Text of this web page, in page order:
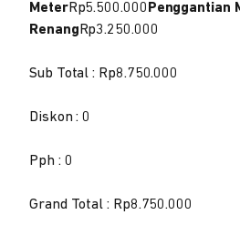
MeterRp5.500.000 Penggantian
Renang Rp3.250.000
Sub Total : Rp8.750.000
Diskon : 0
Pph : 0
Grand Total : Rp8.750.000